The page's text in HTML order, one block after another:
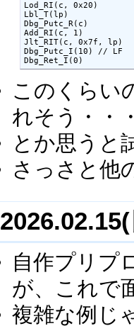
Lod_RI(c, 0x20)
Lbl_T(lp)
Dbg_Putc_R(c)
Add_RI(c, 1)
Jlt_RIT(c, 0x7f, lp)
Dbg_Putc_I(10) // LF
Dbg_Ret_I(0)
このくらい
れそう・・
とか思うと
さっさと他
自作プリプ
が、これで
複雑な例じ